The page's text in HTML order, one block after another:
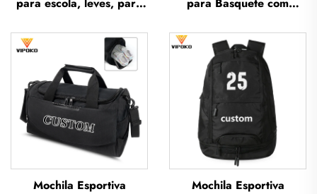
viagens; bolsa tipo tote
macia para uso
profissional,
impermeável, em
poliéster
Esportiva à Prova d'Água,
Casual e Escolar, Térmica
e por Sublimação para
Futebol e Basquete
Mochila Esportiva
Mochila Esportiva